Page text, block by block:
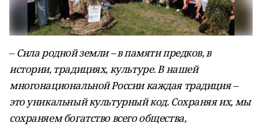
– Сила родной земли – в памяти предков, в
истории, традициях, культуре. В нашей
многонациональной России каждая традиция –
это уникальный культурный код. Сохраняя их, мы
сохраняем богатство всего общества,